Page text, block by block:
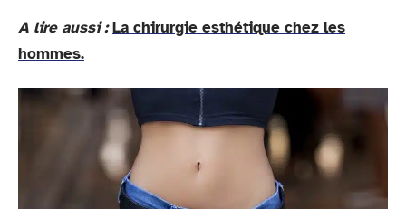
A lire aussi : La chirurgie esthétique chez les
hommes.